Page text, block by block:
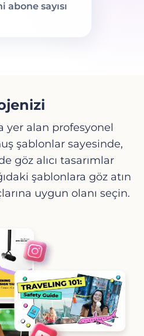
abone sayısı
yer alan profesyonel
şablonlar sayesinde,
göz alıcı tasarımlar
şablonlara göz atın
uygun olanı seçin.